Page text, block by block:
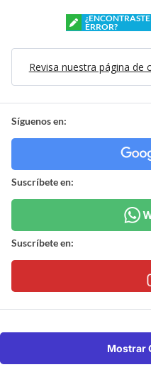
ERROR?
Revisa nuestra página de
Síguenos en:
Suscríbete en:
Suscríbete en:
Mostrar